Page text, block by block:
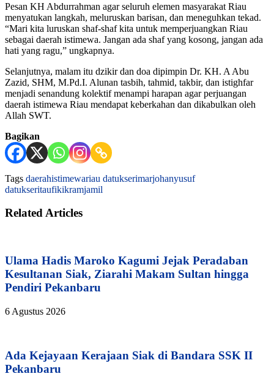
Pesan KH Abdurrahman agar seluruh elemen masyarakat Riau
menyatukan langkah, meluruskan barisan, dan meneguhkan tekad.
“Mari kita luruskan shaf-shaf kita untuk memperjuangkan Riau
sebagai daerah istimewa. Jangan ada shaf yang kosong, jangan ada
hati yang ragu,” ungkapnya.
Selanjutnya, malam itu dzikir dan doa dipimpin Dr. KH. A Abu
Zazid, SHM, M.Pd.I. Alunan tasbih, tahmid, takbir, dan istighfar
menjadi senandung kolektif menampi harapan agar perjuangan
daerah istimewa Riau mendapat keberkahan dan dikabulkan oleh
Allah SWT.
Bagikan
Tags daerahistimewariau datukserimarjohanyusuf
datukseritaufikikramjamil
Related Articles
Ulama Hadis Maroko Kagumi Jejak Peradaban
Kesultanan Siak, Ziarahi Makam Sultan hingga
Pendiri Pekanbaru
6 Agustus 2026
Ada Kejayaan Kerajaan Siak di Bandara SSK II
Pekanbaru